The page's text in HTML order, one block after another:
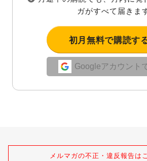
ガがすべて届きま
初月無料で購読す
Googleアカウント
メルマガの不正・違反報告は